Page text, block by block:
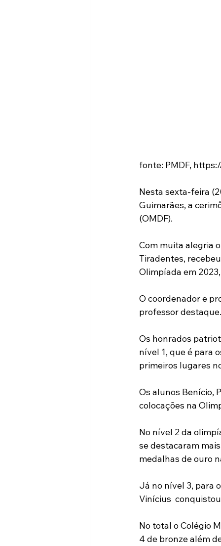
fonte: PMDF,
Nesta sexta-feira
Guimarães, a
(OMDF).
Com muita alegria
Tiradentes,
Olimpíada em
O coordenador e
professor destaque.
Os honrados
nível 1, que é para
primeiros lugares
Os alunos Benício,
colocações na
No nível 2 da
se destacaram
medalhas de ouro
Já no nível 3, para
Vinícius
No total o Colégio
4 de bronze além